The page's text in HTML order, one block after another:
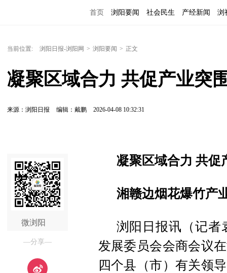
首页 浏阳要闻 社会民生 产经新闻 浏
当前位置: 浏阳日报-浏阳网 > 浏阳要闻 > 正文
凝聚区域合力 共促产业突
来源：浏阳日报 编辑：戴鹏 2026-04-08 10:32:31
微浏阳
—分享—
凝聚区域合力 共促
湘赣边烟花爆竹产
浏阳日报讯（记者
发展委员会会商会议
四个县（市）有关领